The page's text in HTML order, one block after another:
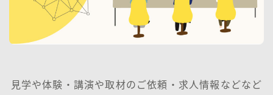
見学や体験・講演や取材のご依頼・求人情報などなど